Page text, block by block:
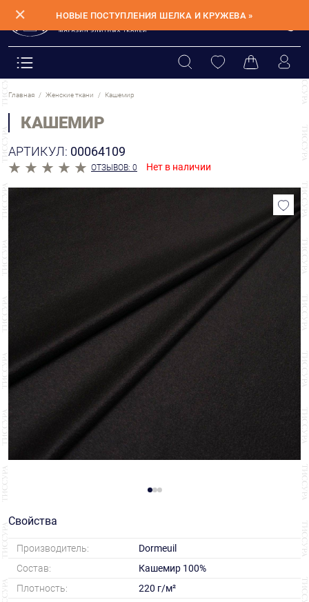
✕ НОВЫЕ ПОСТУПЛЕНИЯ ШЕЛКА И КРУЖЕВА »
Главная Женские ткани Кашемир
КАШЕМИР
АРТИКУЛ: 00064109
ОТЗЫВОВ: 0 Нет в наличии
Свойства
Производитель:
Dormeuil
Состав:
Кашемир 100%
Плотность:
220 г/м²